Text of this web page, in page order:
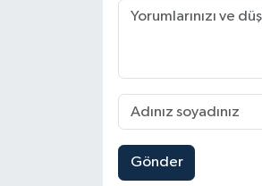
Gönder